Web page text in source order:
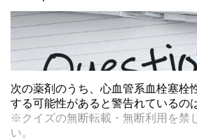
次の薬剤のうち、心血管系血栓塞栓
する可能性があると警告れているの
※クイズの無断転載・無断利用を禁
い。